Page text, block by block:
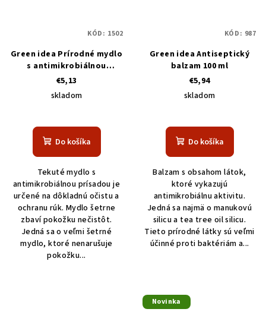
Green idea Prírodné mydlo
s antimikrobiálnou
prísadou s prírodnými
extraktmi 200 ml
€5,13
skladom
Do košíka
Tekuté mydlo s
antimikrobiálnou prísadou je
určené na dôkladnú očistu a
ochranu rúk. Mydlo šetrne
zbaví pokožku nečistôt.
Jedná sa o veľmi šetrné
mydlo, ktoré nenarušuje
pokožku...
KÓD: 1502
Green idea Antiseptický
balzam 100 ml
€5,94
skladom
Do košíka
Balzam s obsahom látok,
ktoré vykazujú
antimikrobiálnu aktivitu.
Jedná sa najmä o manukovú
silicu a tea tree oil silicu.
Tieto prírodné látky sú veľmi
účinné proti baktériám a...
KÓD: 987
Novinka